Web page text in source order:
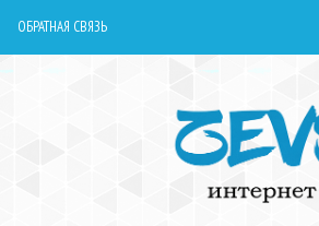
ОБРАТНАЯ СВЯЗЬ